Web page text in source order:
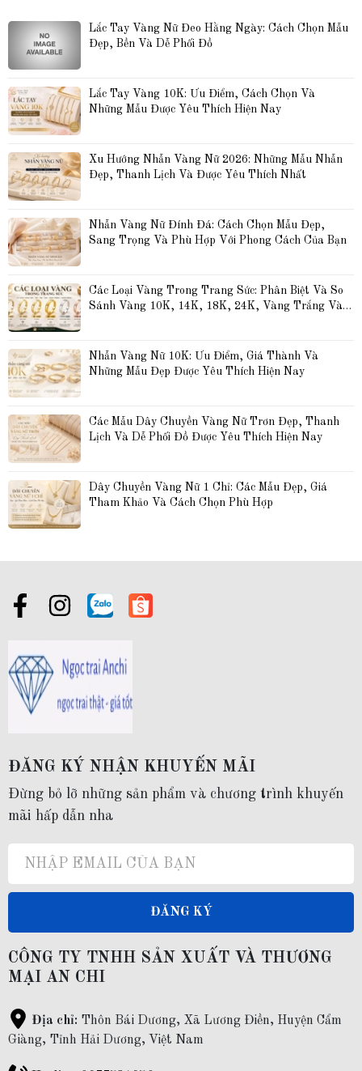
Lắc Tay Vàng Nữ Đeo Hằng Ngày: Cách Chọn Mẫu
Đẹp, Bền Và Dễ Phối Đồ
Lắc Tay Vàng 10K: Ưu Điểm, Cách Chọn Và
Những Mẫu Được Yêu Thích Hiện Nay
Xu Hướng Nhẫn Vàng Nữ 2026: Những Mẫu Nhẫn
Đẹp, Thanh Lịch Và Được Yêu Thích Nhất
Nhẫn Vàng Nữ Đính Đá: Cách Chọn Mẫu Đẹp,
Sang Trọng Và Phù Hợp Với Phong Cách Của Bạn
Các Loại Vàng Trong Trang Sức: Phân Biệt Và So
Sánh Vàng 10K, 14K, 18K, 24K, Vàng Trắng Và
Nhẫn Vàng Nữ 10K: Ưu Điểm, Giá Thành Và
Những Mẫu Đẹp Được Yêu Thích Hiện Nay
Các Mẫu Dây Chuyền Vàng Nữ Trơn Đẹp, Thanh
Lịch Và Dễ Phối Đồ Được Yêu Thích Hiện Nay
Dây Chuyền Vàng Nữ 1 Chỉ: Các Mẫu Đẹp, Giá
Tham Khảo Và Cách Chọn Phù Hợp
ĐĂNG KÝ NHẬN KHUYẾN MÃI
Đừng bỏ lỡ những sản phẩm và chương trình khuyến
mãi hấp dẫn nha
ĐĂNG KÝ
CÔNG TY TNHH SẢN XUẤT VÀ THƯƠNG
MẠI AN CHI
Địa chỉ: Thôn Bái Dương, Xã Lương Điền, Huyện Cẩm
Giàng, Tỉnh Hải Dương, Việt Nam